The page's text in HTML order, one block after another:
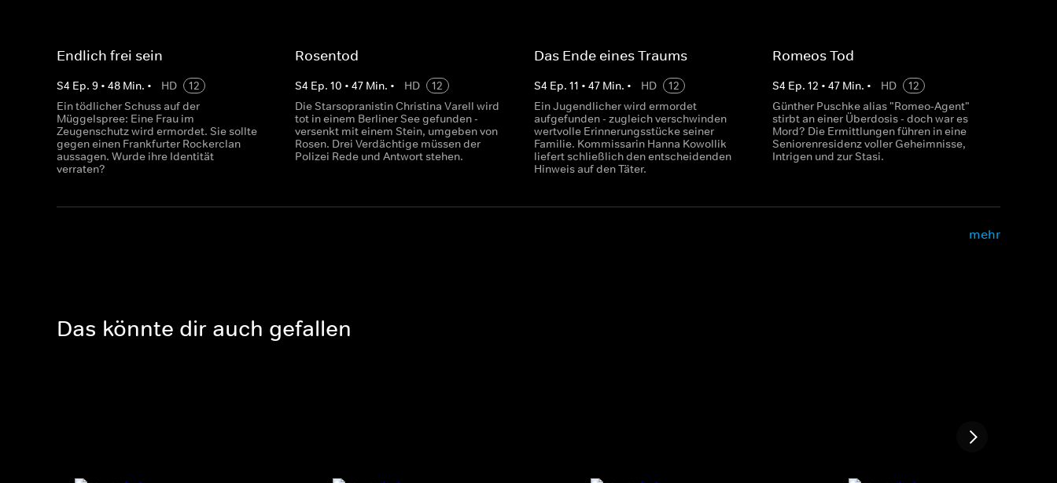
Endlich frei sein
S4 Ep. 9 • 48 Min. • HD
12
Ein tödlicher Schuss auf der
Müggelspree: Eine Frau im
Zeugenschutz wird ermordet. Sie sollte
gegen einen Frankfurter Rockerclan
aussagen. Wurde ihre Identität
verraten?
Rosentod
S4 Ep.10 •47 Min. • HD
12
Die Starsopranistin Christina Varell wird
tot in einem Berliner See gefunden -
versenkt mit einem Stein, umgeben von
Rosen. Drei Verdächtige müssen der
Polizei Rede und Antwort stehen.
Das Ende eines Traums
S4 Ep. 11 • 47Min. • HD
12
Ein Jugendlicher wird ermordet
aufgefunden - zugleich verschwinden
wertvolle Erinnerungsstücke seiner
Familie. Kommissarin Hanna Kowollik
liefert schließlich den entscheidenden
Hinweis auf den Täter.
Romeos Tod
S4 Ep. 12 • 47Min. • HD
12
Günther Puschke alias "Romeo-Agent"
stirbt an einer Überdosis - doch war es
Mord? Die Ermittlungen führen in eine
Seniorenresidenz voller Geheimnisse,
Intrigen und zur Stasi.
mehr
Das könnte dir auch gefallen